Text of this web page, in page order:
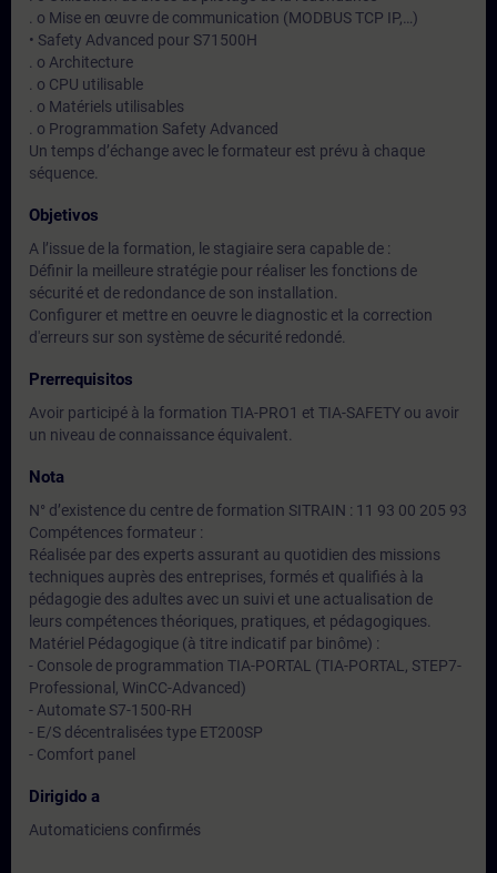
. o Mise en œuvre de communication (MODBUS TCP IP,…)
• Safety Advanced pour S71500H
. o Architecture
. o CPU utilisable
. o Matériels utilisables
. o Programmation Safety Advanced
Un temps d’échange avec le formateur est prévu à chaque
séquence.
Objetivos
A l’issue de la formation, le stagiaire sera capable de :
Définir la meilleure stratégie pour réaliser les fonctions de
sécurité et de redondance de son installation.
Configurer et mettre en oeuvre le diagnostic et la correction
d'erreurs sur son système de sécurité redondé.
Prerrequisitos
Avoir participé à la formation TIA-PRO1 et TIA-SAFETY ou avoir
un niveau de connaissance équivalent.
Nota
N° d’existence du centre de formation SITRAIN : 11 93 00 205 93
Compétences formateur :
Réalisée par des experts assurant au quotidien des missions
techniques auprès des entreprises, formés et qualifiés à la
pédagogie des adultes avec un suivi et une actualisation de
leurs compétences théoriques, pratiques, et pédagogiques.
Matériel Pédagogique (à titre indicatif par binôme) :
- Console de programmation TIA-PORTAL (TIA-PORTAL, STEP7-
Professional, WinCC-Advanced)
- Automate S7-1500-RH
- E/S décentralisées type ET200SP
- Comfort panel
Dirigido a
Automaticiens confirmés